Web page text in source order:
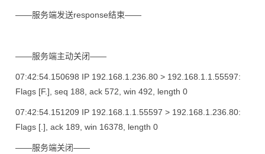
——服务端发送response结束——
——服务端主动关闭——
07:42:54.150698 IP 192.168.1.236.80 > 192.168.1.1.55597:
Flags [F.], seq 188, ack 572, win 492, length 0
07:42:54.151209 IP 192.168.1.1.55597 > 192.168.1.236.80:
Flags [.], ack 189, win 16378, length 0
——服务端关闭——